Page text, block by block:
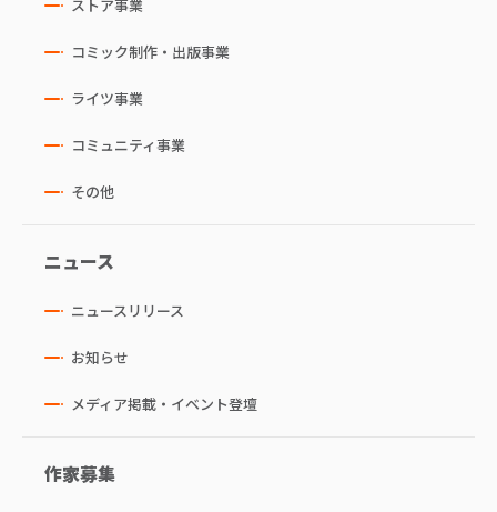
ストア事業
コミック制作・出版事業
ライツ事業
コミュニティ事業
その他
ニュース
ニュースリリース
お知らせ
メディア掲載・イベント登壇
作家募集